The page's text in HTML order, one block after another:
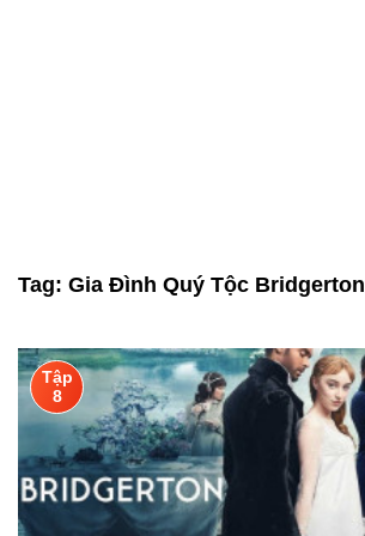
Tag: Gia Đình Quý Tộc Bridgerton
Tập
8